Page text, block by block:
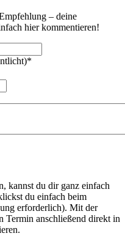
– deine
hier kommentieren!
*
kannst du dir ganz einfach
du einfach beim
erforderlich). Mit der
Termin anschließend direkt in